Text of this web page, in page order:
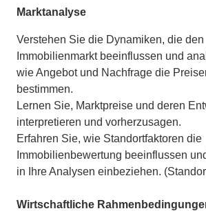
Marktanalyse
Verstehen Sie die Dynamiken, die den
Immobilienmarkt beeinflussen und
wie Angebot und Nachfrage die
bestimmen.
Lernen Sie, Marktpreise und deren
interpretieren und vorherzusagen.
Erfahren Sie, wie Standortfaktoren die
Immobilienbewertung beeinflussen
in Ihre Analysen einbeziehen. (
Wirtschaftliche